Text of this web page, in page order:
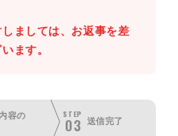
ましては、お返事を差
ます。
容の
STEP
03 送信完了